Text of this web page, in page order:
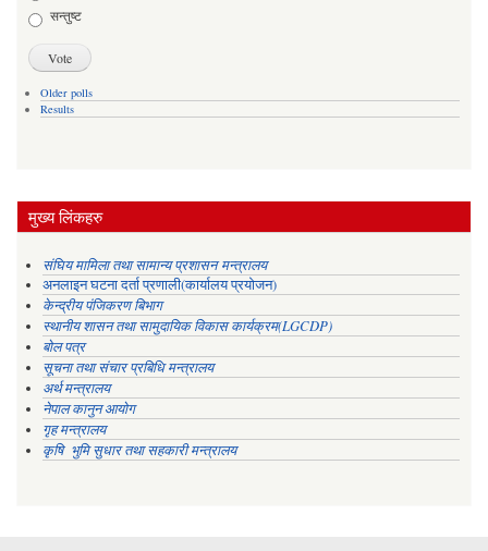
सन्तुष्ट
Older polls
Results
मुख्य लिंकहरु
संघिय मामिला तथा सामान्य प्रशासन मन्त्रालय
अनलाइन घटना दर्ता प्रणाली(कार्यालय प्रयोजन)
केन्द्रीय पंजिकरण बिभाग
स्थानीय शासन तथा सामुदायिक विकास कार्यक्रम(LGCDP)
बोल पत्र
सूचना तथा संचार प्रबिधि मन्त्रालय
अर्थ मन्त्रालय
नेपाल कानुन आयोग
गृह मन्त्रालय
कृषि भुमि सुधार तथा सहकारी मन्त्रालय